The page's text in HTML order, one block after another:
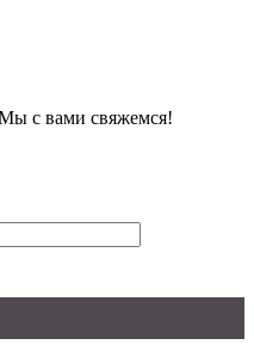
с вами свяжемся!